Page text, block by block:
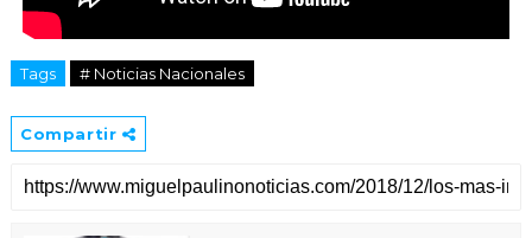
Tags # Noticias Nacionales
Compartir